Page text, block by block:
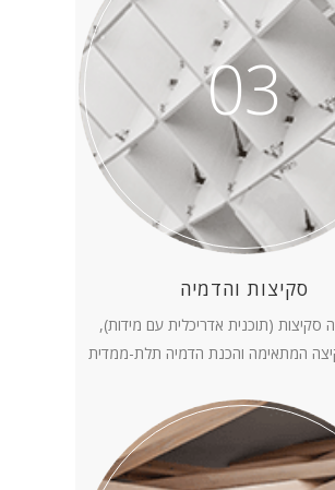
03
סקיצות והדמיה
סקיצות (תוכנית אדריכלית עם מידות),
המתאימה והכנת הדמיה תלת-ממדית